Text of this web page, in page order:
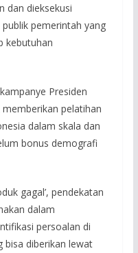
dan dieksekusi
pemerintah yang
kebutuhan
Presiden
pelatihan
dalam skala dan
bonus demografi
gagal’, pendekatan
dalam
persoalan di
bisa diberikan lewat